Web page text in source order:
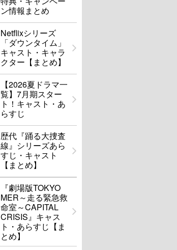
ン情報まとめ
Netflixシリーズ
「ダウンタイム」
キャスト・キャラ
クター【まとめ】
【2026夏ドラマ一
覧】7月期スター
ト！キャスト・あ
らすじ
歴代『踊る大捜査
線』シリーズあら
すじ・キャスト
【まとめ】
『劇場版TOKYO
MER～走る緊急救
命室～CAPITAL
CRISIS』キャス
ト・あらすじ【ま
とめ】